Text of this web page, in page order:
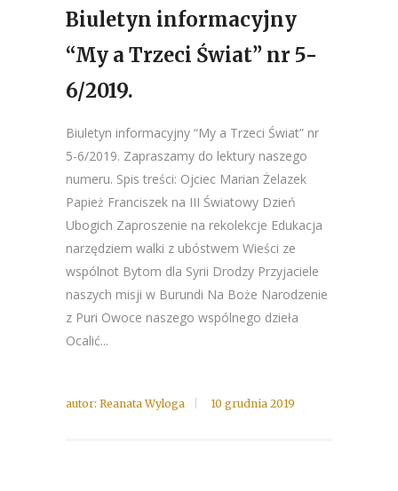
Biuletyn informacyjny
“My a Trzeci Świat” nr 5-
6/2019.
Biuletyn informacyjny “My a Trzeci Świat” nr
5-6/2019. Zapraszamy do lektury naszego
numeru. Spis treści: Ojciec Marian Żelazek
Papież Franciszek na III Światowy Dzień
Ubogich Zaproszenie na rekolekcje Edukacja
narzędziem walki z ubóstwem Wieści ze
wspólnot Bytom dla Syrii Drodzy Przyjaciele
naszych misji w Burundi Na Boże Narodzenie
z Puri Owoce naszego wspólnego dzieła
Ocalić...
autor: Reanata Wyloga 10 grudnia 2019